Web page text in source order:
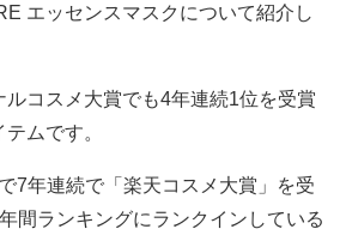
エッセンスマスクについて紹介し
ルコスメ大賞でも4年連続1位を受賞
ムです。
7年連続で「楽天コスメ大賞」を受
間ランキングにランクインしている